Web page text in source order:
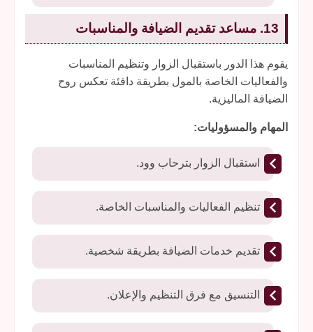
13. مساعد تقديم الضيافة والمناسبات
يقوم هذا الدور باستقبال الزوار وتنظيم المناسبات
والفعاليات الخاصة بالمول بطريقة دافئة تعكس روح
الضيافة الماليزية.
المهام والمسؤوليات:
استقبال الزوار بترحاب وود.
تنظيم الفعاليات والمناسبات الخاصة.
تقديم خدمات الضيافة بطريقة شخصية.
التنسيق مع فرق التنظيم والإعلان.